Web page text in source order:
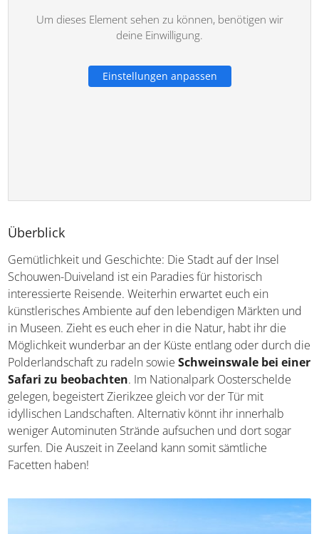
Um dieses Element sehen zu können, benötigen wir
deine Einwilligung.
Einstellungen anpassen
Überblick
Gemütlichkeit und Geschichte: Die Stadt auf der Insel
Schouwen-Duiveland ist ein Paradies für historisch
interessierte Reisende. Weiterhin erwartet euch ein
künstlerisches Ambiente auf den lebendigen Märkten
und in Museen. Zieht es euch eher in die Natur, habt ihr
die Möglichkeit wunderbar an der Küste entlang oder
durch die Polderlandschaft zu radeln sowie
Schweinswale bei einer Safari zu beobachten. Im
Nationalpark Oosterschelde gelegen, begeistert Zierikzee
gleich vor der Tür mit idyllischen Landschaften. Alternativ
könnt ihr innerhalb weniger Autominuten Strände
aufsuchen und dort sogar surfen. Die Auszeit in Zeeland
kann somit sämtliche Facetten haben!